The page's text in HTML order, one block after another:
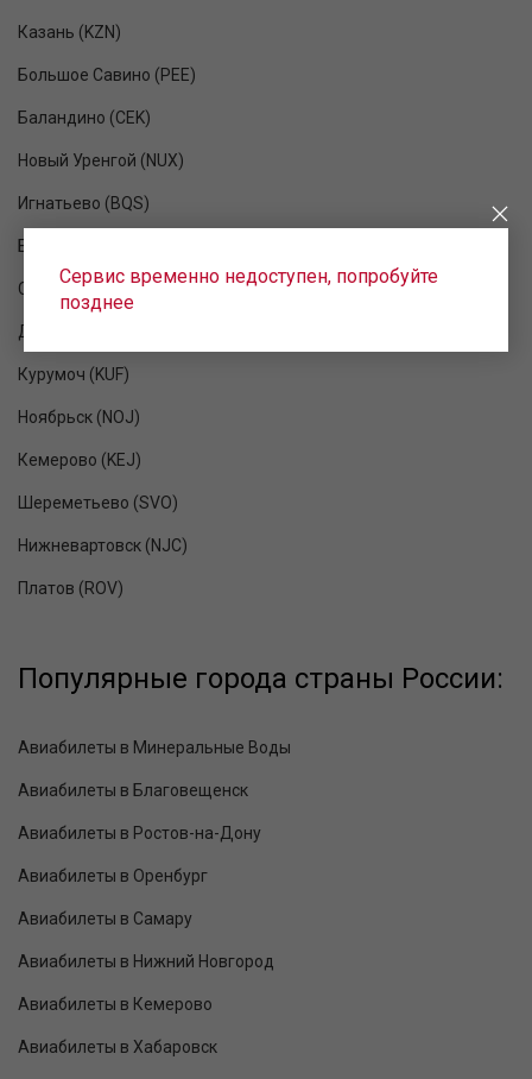
Казань (KZN)
Большое Савино (PEE)
Баландино (CEK)
Новый Уренгой (NUX)
Игнатьево (BQS)
Богашево (TOF)
Сокол (GDX)
Домодедово (DME)
Курумоч (KUF)
Ноябрьск (NOJ)
Кемерово (KEJ)
Шереметьево (SVO)
Нижневартовск (NJC)
Платов (ROV)
Популярные города страны России:
Авиабилеты в Минеральные Воды
Авиабилеты в Благовещенск
Авиабилеты в Ростов-на-Дону
Авиабилеты в Оренбург
Авиабилеты в Самару
Авиабилеты в Нижний Новгород
Авиабилеты в Кемерово
Авиабилеты в Хабаровск
Сервис временно недоступен, попробуйте
позднее